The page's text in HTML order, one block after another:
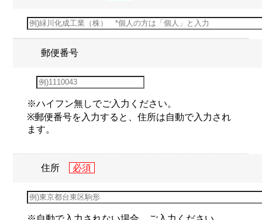
郵便番号
※ハイフン無しでご入力ください。
※郵便番号を入力すると、住所は自動で入力され
ます。
住所